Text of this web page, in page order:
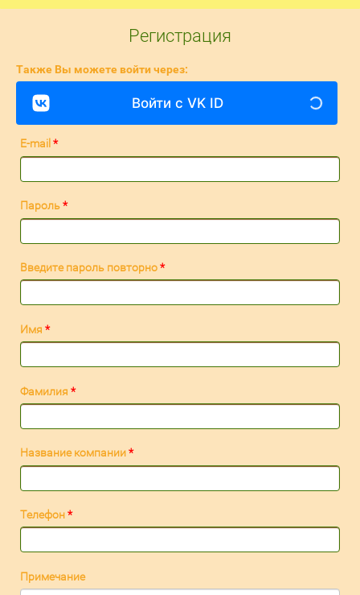
Регистрация
E-mail*
Пароль*
Введите пароль повторно*
Имя*
Фамилия*
Название компании*
Телефон*
Примечание
Также Вы можете войти через:
Войти с VK ID